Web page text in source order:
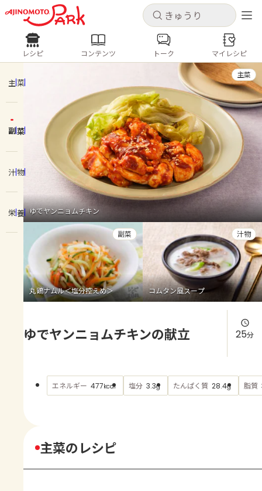
キャンセル
ログインするとレシピを保存できます
新規登録
ホーム
コンテンツ
レシピ
トーク
よくあるお問い合わせ
お買い物
AJINOMOTO PARK とは
キャンセル
レシピ コンテンツ
人気の食材・レシピ
きゅうり なす トマト
とうもろこし
ピーマン
みょうが ゴーヤ
レシピ コンテンツ トーク マイレシピ
主菜
副菜
汁物
栄養 ゆでヤンニョムチキン
主菜
丸鶏ナムル＜塩分控えめ＞
副菜
コムタン風スープ
汁物
ゆでヤンニョムチキンの献立 25分
エネルギー 477kcal 塩分 3.3g たんぱく質 28.4g 脂質
主菜のレシピ